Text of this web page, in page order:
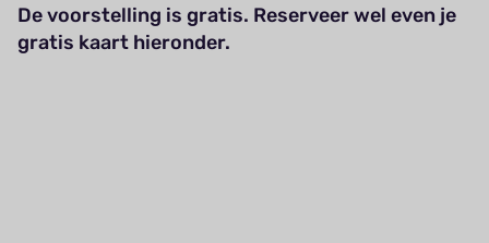
De voorstelling is gratis. Reserveer wel even je
gratis kaart hieronder.